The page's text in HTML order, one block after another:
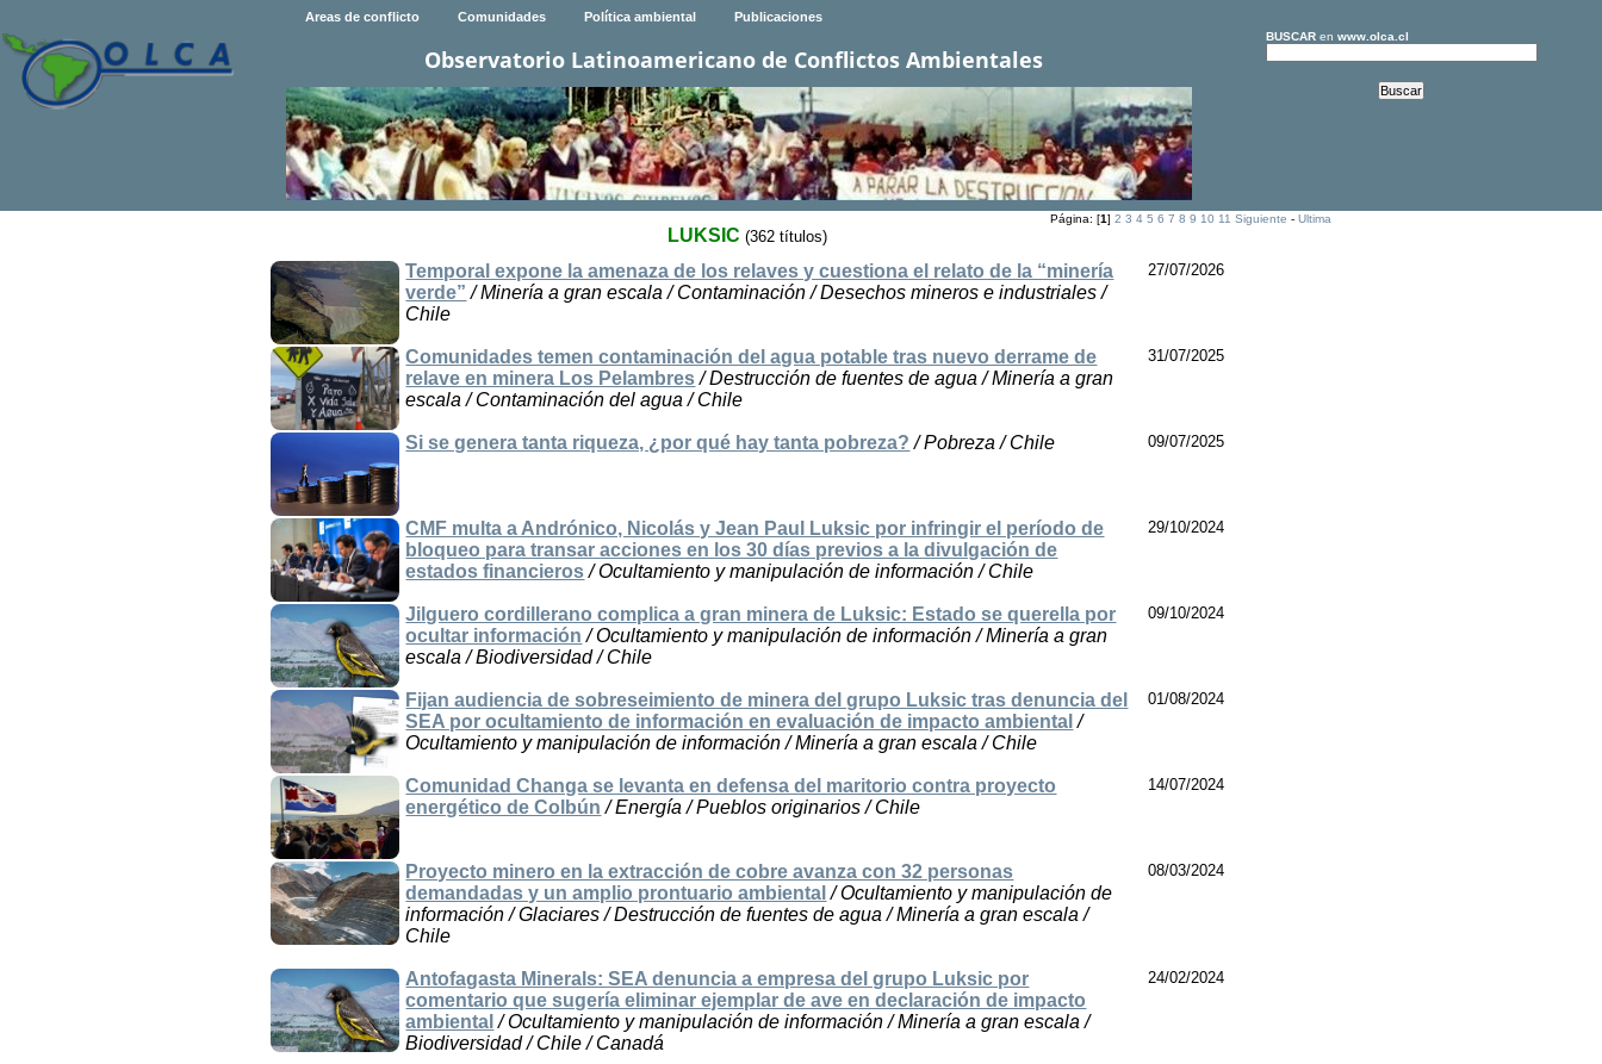
Areas de conflicto Comunidades Política ambiental Publicaciones
Observatorio Latinoamericano de Conflictos Ambientales
BUSCARen www.olca.cl
Página: [1] 2 3 4 5 6 7 8 9 10 11 Siguiente - Ultima
LUKSIC (362 títulos)
Temporal expone la amenaza de los relaves y cuestiona el relato de la “minería
verde” / Minería a gran escala / Contaminación / Desechos mineros e industriales /
Chile
27/07/2026
Comunidades temen contaminación del agua potable tras nuevo derrame de
relave en minera Los Pelambres/ Destrucción de fuentes de agua / Minería a gran
escala / Contaminación del agua / Chile
31/07/2025
Si se genera tanta riqueza, ¿por qué hay tanta pobreza? / Pobreza / Chile 09/07/2025
CMF multa a Andrónico, Nicolás y Jean Paul Luksic por infringir el período de
bloqueo para transar acciones en los 30 días previos a la divulgación de
estados financieros/ Ocultamiento y manipulación de información / Chile
29/10/2024
Jilguero cordillerano complica a gran minera de Luksic: Estado se querella por
ocultar información / Ocultamiento y manipulación de información / Minería a gran
escala / Biodiversidad / Chile
09/10/2024
Fijan audiencia de sobreseimiento de minera del grupo Luksic tras denuncia del
SEA por ocultamiento de información en evaluación de impacto ambiental /
Ocultamiento y manipulación de información / Minería a gran escala / Chile
01/08/2024
Comunidad Changa se levanta en defensa del maritorio contra proyecto
energético de Colbún / Energía / Pueblos originarios / Chile
14/07/2024
Proyecto minero en la extracción de cobre avanza con 32 personas
demandadas y un amplio prontuario ambiental / Ocultamiento y manipulación de
información / Glaciares / Destrucción de fuentes de agua / Minería a gran escala /
Chile
08/03/2024
Antofagasta Minerals: SEA denuncia a empresa del grupo Luksic por
comentario que sugería eliminar ejemplar de ave en declaración de impacto
ambiental / Ocultamiento y manipulación de información / Minería a gran escala /
Biodiversidad / Chile / Canadá
24/02/2024